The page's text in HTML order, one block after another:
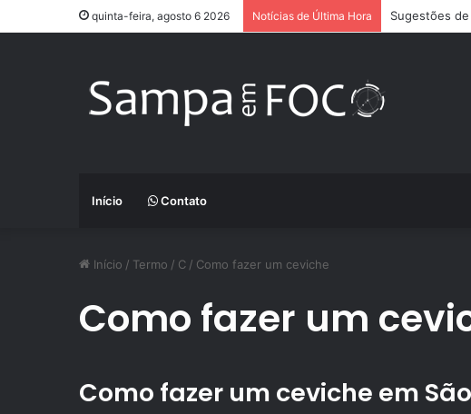
quinta-feira, agosto 6 2026 Notícias de Última Hora Sugestões
Início Contato
Início / Termo / C / Como fazer um ceviche
Como fazer um
Como fazer um ceviche em